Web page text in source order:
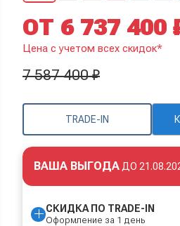
TRADE-IN
ОТ 6 737 400
Цена с учетом всех скидок*
7 587 400 ₽
ВАША ВЫГОДА ДО
СКИДКА ПО TRADE-IN
Оформление за 1 день